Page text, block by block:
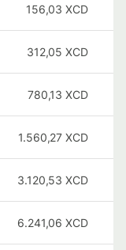
156,03 XCD
312,05 XCD
780,13 XCD
1.560,27 XCD
3.120,53 XCD
6.241,06 XCD